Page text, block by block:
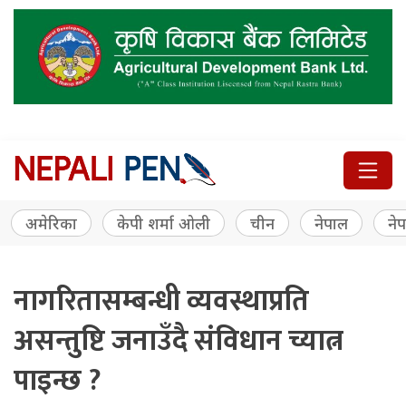
अमेरिका केपी शर्मा ओली चीन नेपाल
नागरितासम्बन्धी व्यवस्थाप्रति
असन्तुष्टि जनाउँदै संविधान च्यात्न
पाइन्छ ?